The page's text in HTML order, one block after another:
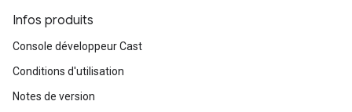
Infos produits
Console développeur Cast
Conditions d'utilisation
Notes de version